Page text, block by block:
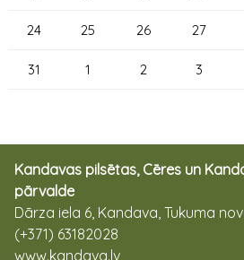
24 25 26 27
31 1 2 3
Kandavas pilsētas, Cēres un
pārvalde
Dārza iela 6, Kandava, Tukuma
(+371) 63182028
www.kandava.lv